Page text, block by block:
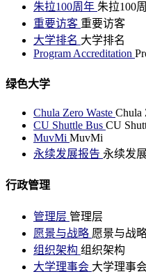
朱拉100周年 朱拉100
重要访客 重要访客
大学排名 大学排名
Program Accreditation
绿色大学
Chula Zero Waste Chula
CU Shuttle Bus CU
MuvMi MuvMi
永续发展报告 永续发
行政管理
管理层 管理层
愿景与战略 愿景与战
组织架构 组织架构
大学理事会 大学理事